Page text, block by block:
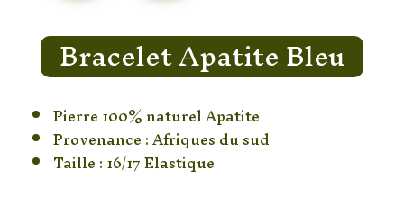
Bracelet Apatite Bleu
Pierre 100% naturel Apatite
Provenance : Afriques du sud
Taille : 16/17 Elastique